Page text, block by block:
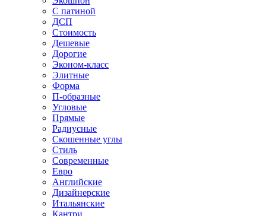
С патиной
ДСП
Стоимость
Дешевые
Дорогие
Эконом-класс
Элитные
Форма
П-образные
Угловые
Прямые
Радиусные
Скошенные углы
Стиль
Современные
Евро
Английские
Дизайнерские
Итальянские
Кантри